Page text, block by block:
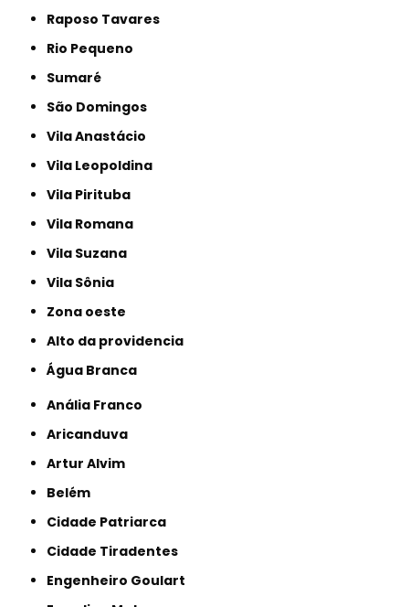
Raposo Tavares
Rio Pequeno
Sumaré
São Domingos
Vila Anastácio
Vila Leopoldina
Vila Pirituba
Vila Romana
Vila Suzana
Vila Sônia
Zona oeste
alto da providencia
Água Branca
Anália Franco
Aricanduva
Artur Alvim
Belém
Cidade Patriarca
Cidade Tiradentes
Engenheiro Goulart